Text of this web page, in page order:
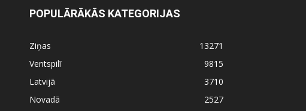
POPULĀRĀKĀS KATEGORIJAS
Ziņas
13271
Ventspilī
9815
Latvijā
3710
Novadā
2527